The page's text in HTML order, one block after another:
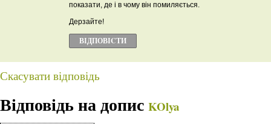
показати, де і в чому він помиляється.
Дерзайте!
ВІДПОВІCТИ
Скасувати відповідь
Відповідь на допис KOlya